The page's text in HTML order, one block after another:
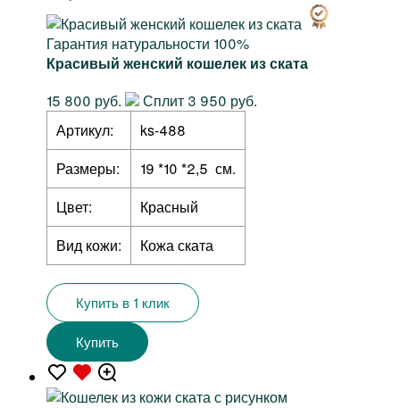
Гарантия натуральности 100%
Красивый женский кошелек из ската
15 800 руб.
Сплит 3 950 руб.
Артикул:
ks-488
Размеры:
19 *10 *2,5 см.
Цвет:
Красный
Вид кожи:
Кожа ската
Купить в 1 клик
Купить